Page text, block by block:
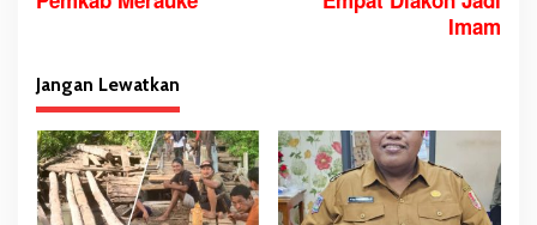
i
a
s
i
p
o
Imam
Jangan Lewatkan